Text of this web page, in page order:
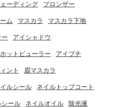
ーディング ブロンザー
ム マスカラ マスカラ下地
ー アイシャドウ
ホットビューラー アイプチ
ント 眉マスカラ
ルシール ネイルトップコート
シール ネイルオイル 除光液